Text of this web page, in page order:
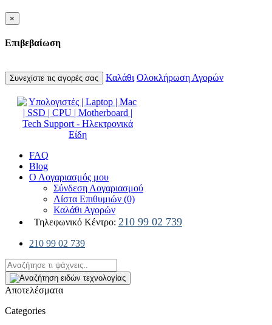
×
Επιβεβαίωση
Συνεχίστε τις αγορές σας Καλάθι Ολοκλήρωση Αγορών
FAQ
Blog
Ο Λογαριασμός μου
Σύνδεση Λογαριασμού
Λίστα Επιθυμιών (0)
Καλάθι Αγορών
Τηλεφωνικό Κέντρο: 210 99 02 739
210 99 02 739
Αποτελέσματα
Categories